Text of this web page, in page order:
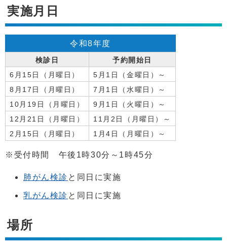
実施月日
令和8年度
検診日
予約開始日
6月15日（月曜日）
5月1日（金曜日）～
8月17日（月曜日）
7月1日（水曜日）～
10月19日（月曜日）
9月1日（火曜日）～
12月21日（月曜日）
11月2日（月曜日）～
2月15日（月曜日）
1月4日（月曜日）～
※受付時間 午後1時30分～1時45分
肺がん検診 と同日に実施
乳がん検診 と同日に実施
場所